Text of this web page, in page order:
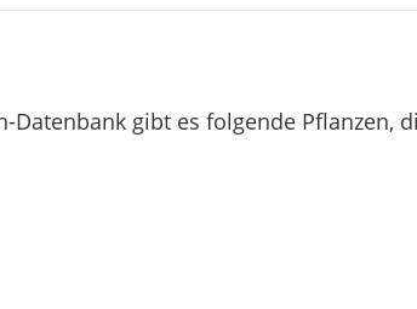
Datenbank gibt es folgende Pflanzen,